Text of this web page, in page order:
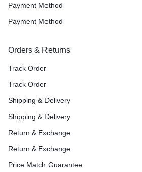
Payment Method
Payment Method
Orders & Returns
Track Order
Track Order
Shipping & Delivery
Shipping & Delivery
Return & Exchange
Return & Exchange
Price Match Guarantee